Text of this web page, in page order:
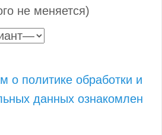
не меняется)
о политике обработки и
данных ознакомлен